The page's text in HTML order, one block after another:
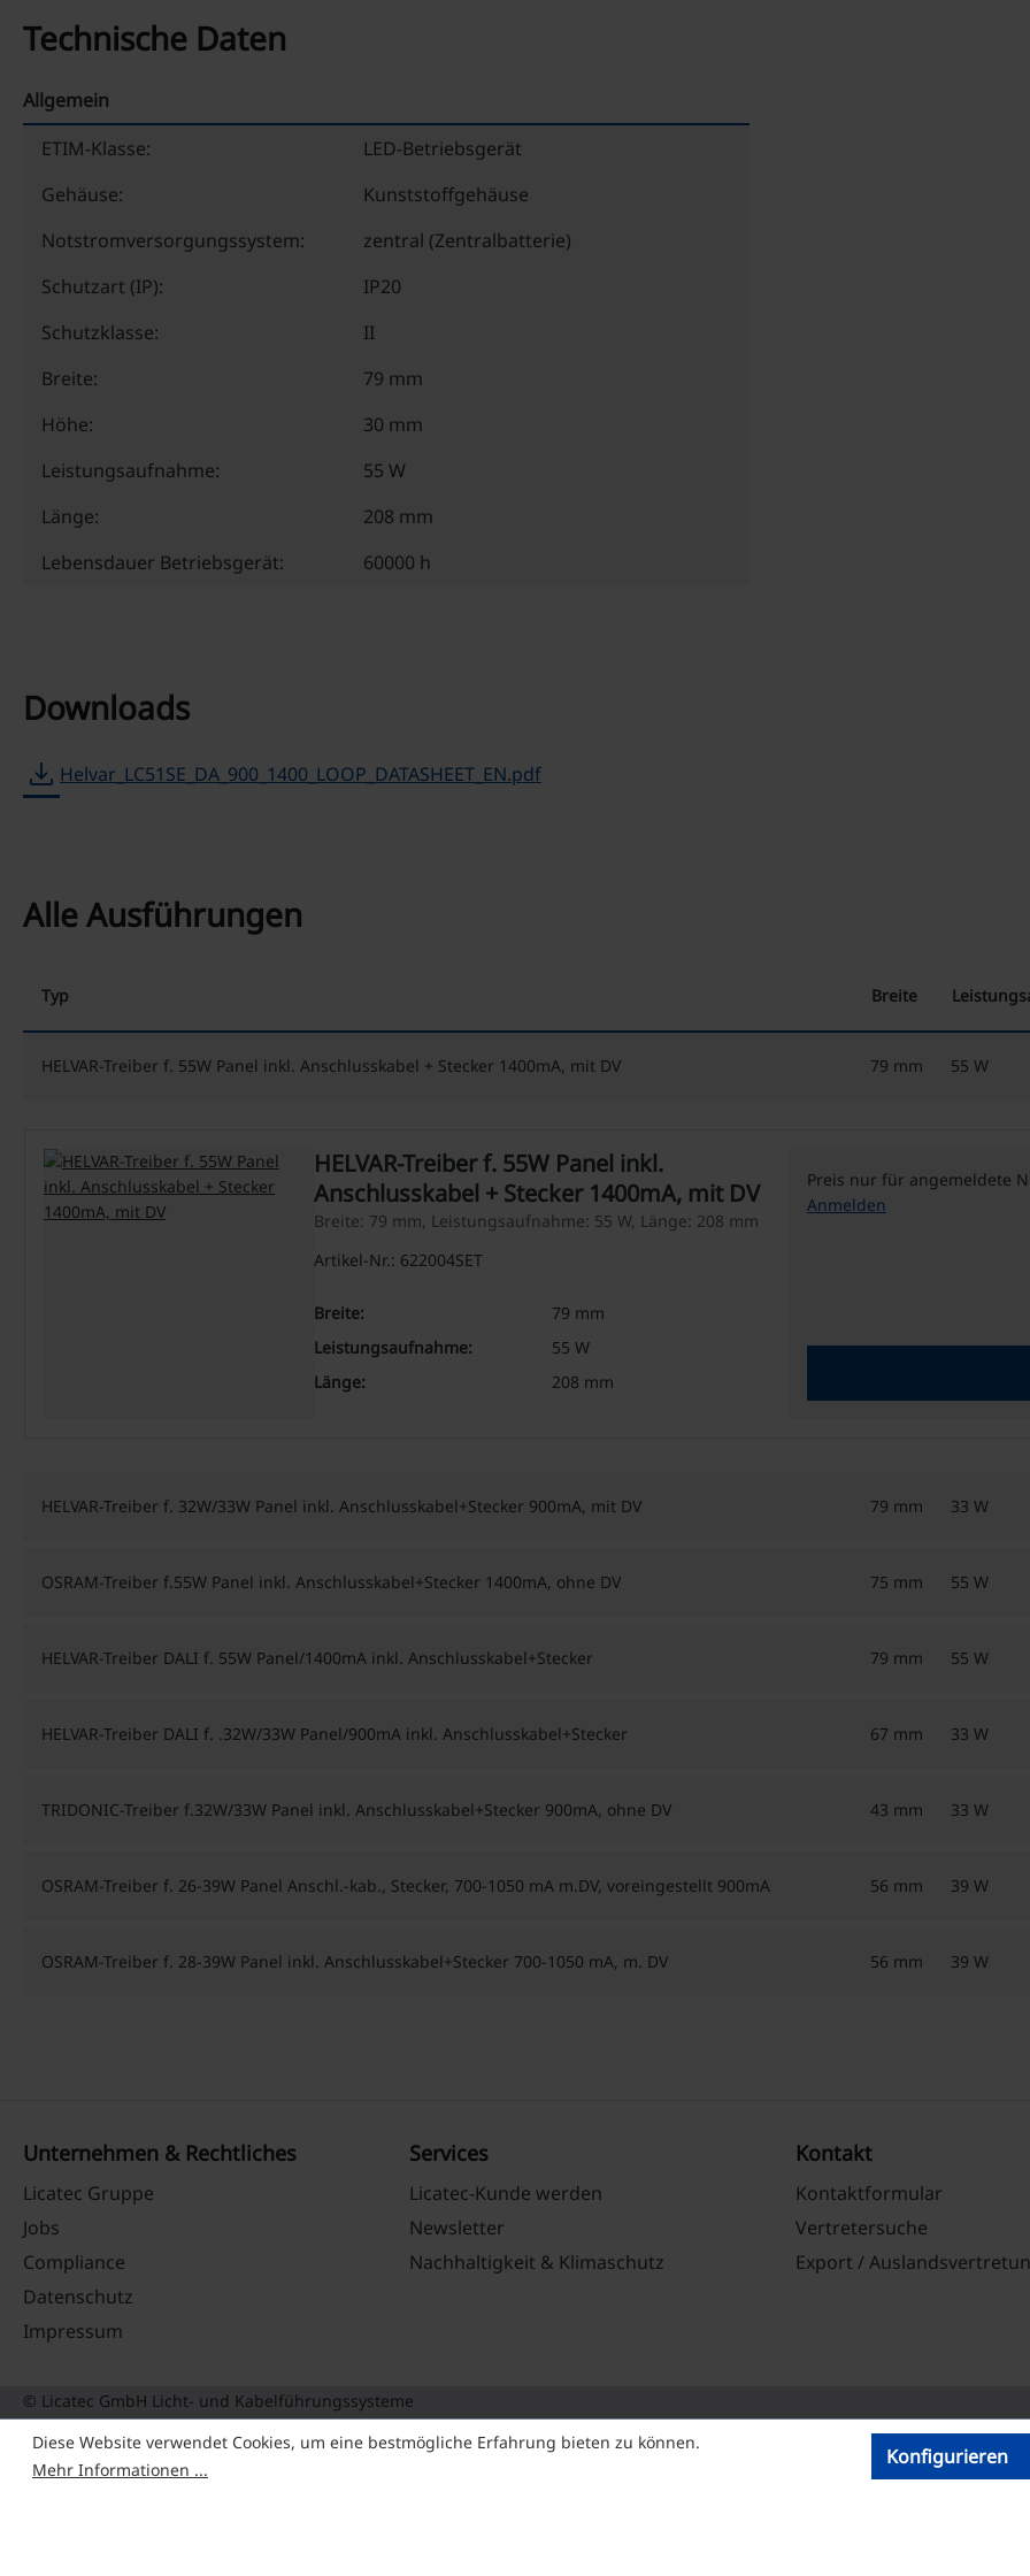
Technische Daten
Allgemein
ETIM-Klasse:
LED-Betriebsgerät
Gehäuse:
Kunststoffgehäuse
Notstromversorgungssystem:
zentral (Zentralbatterie)
Schutzart (IP):
IP20
Schutzklasse:
II
Breite:
79 mm
Höhe:
30 mm
Leistungsaufnahme:
55 W
Länge:
208 mm
Lebensdauer Betriebsgerät:
60000 h
Downloads
download Helvar_LC51SE_DA_900_1400_LOOP_DATASHEET_EN.pdf
Alle Ausführungen
Typ Breite
HELVAR-Treiber f. 55W Panel inkl. Anschlusskabel + Stecker 1400mA, mit DV 79 mm 55 W
HELVAR-Treiber f. 55W Panel inkl.
Anschlusskabel + Stecker 1400mA, mit DV
Breite: 79 mm, Leistungsaufnahme: 55 W, Länge: 208 mm
Artikel-Nr.: 622004SET
Breite:
79 mm
Leistungsaufnahme:
55 W
Länge:
208 mm
Preis nur für angemeldete
Anmelden
HELVAR-Treiber f. 32W/33W Panel inkl. Anschlusskabel+Stecker 900mA, mit DV 79 mm 33 W
OSRAM-Treiber f.55W Panel inkl. Anschlusskabel+Stecker 1400mA, ohne DV 75 mm 55 W
HELVAR-Treiber DALI f. 55W Panel/1400mA inkl. Anschlusskabel+Stecker 79 mm 55 W
HELVAR-Treiber DALI f. .32W/33W Panel/900mA inkl. Anschlusskabel+Stecker 67 mm 33 W
TRIDONIC-Treiber f.32W/33W Panel inkl. Anschlusskabel+Stecker 900mA, ohne DV 43 mm 33 W
OSRAM-Treiber f. 26-39W Panel Anschl.-kab., Stecker, 700-1050 mA m.DV, voreingestellt 900mA 56 mm 39 W
OSRAM-Treiber f. 28-39W Panel inkl. Anschlusskabel+Stecker 700-1050 mA, m. DV 56 mm 39 W
Unternehmen & Rechtliches
Licatec Gruppe
Jobs
Compliance
Datenschutz
Impressum
Services
Licatec-Kunde werden
Newsletter
Nachhaltigkeit & Klimaschutz
Kontakt
Kontaktformular
Vertretersuche
Export /
© Licatec GmbH Licht- und Kabelführungssysteme
Diese Website verwendet Cookies, um eine bestmögliche Erfahrung bieten zu können.
Mehr Informationen ...
Konfigurieren